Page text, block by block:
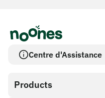
Centre d'Assistance
Products